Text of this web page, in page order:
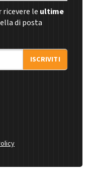
le ultime
di posta
ISCRIVITI